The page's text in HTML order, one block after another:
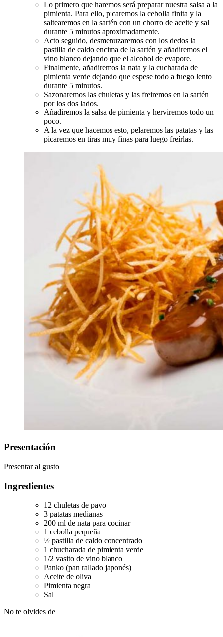
Lo primero que haremos será preparar nuestra salsa a la
pimienta. Para ello, picaremos la cebolla finita y la
saltearemos en la sartén con un chorro de aceite y sal
durante 5 minutos aproximadamente.
Acto seguido, desmenuzaremos con los dedos la
pastilla de caldo encima de la sartén y añadiremos el
vino blanco dejando que el alcohol de evapore.
Finalmente, añadiremos la nata y la cucharada de
pimienta verde dejando que espese todo a fuego lento
durante 5 minutos.
Sazonaremos las chuletas y las freiremos en la sartén
por los dos lados.
Añadiremos la salsa de pimienta y herviremos todo un
poco.
A la vez que hacemos esto, pelaremos las patatas y las
picaremos en tiras muy finas para luego freírlas.
Presentación
Presentar al gusto
Ingredientes
12 chuletas de pavo
3 patatas medianas
200 ml de nata para cocinar
1 cebolla pequeña
½ pastilla de caldo concentrado
1 chucharada de pimienta verde
1/2 vasito de vino blanco
Panko (pan rallado japonés)
Aceite de oliva
Pimienta negra
Sal
No te olvides de